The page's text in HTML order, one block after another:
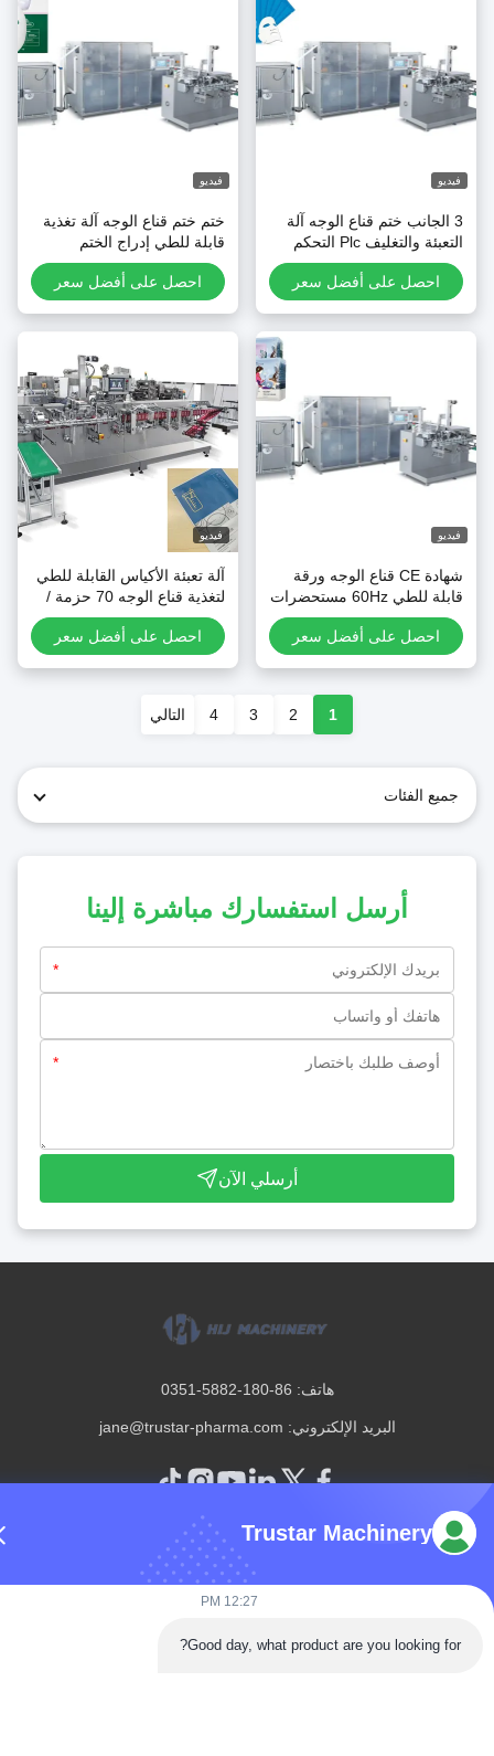
3 الجانب ختم قناع الوجه آلة
التعبئة والتغليف Plc التحكم
المواد المركبة
احصل على أفضل سعر
ختم ختم قناع الوجه آلة تغذية
قابلة للطي إدراج الختم
احصل على أفضل سعر
شهادة CE قناع الوجه ورقة
قابلة للطي 60Hz مستحضرات
عالية السرعة
احصل على أفضل سعر
آلة تعبئة الأكياس القابلة للطي
لتغذية قناع الوجه 70 حزمة /
احصل على أفضل سعر
2
3
4 التالي
جميع الفئات
أرسل استفسارك مباشرة إلينا
أرسلي الآن
هاتف: 86-180-5882-0351
البريد الإلكتروني: jane@trustar-pharma.com
جولة في المصنع
الأحداث
أخبار
Case
Trustar Machinery
Good day, what product are you looking